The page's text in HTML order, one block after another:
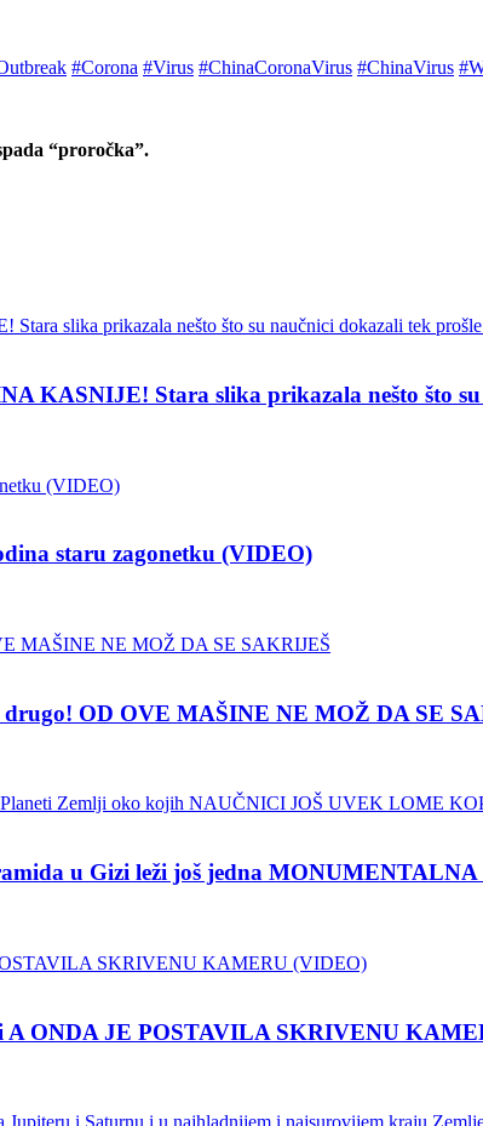
#Corona #Virus #ChinaCoronaVirus #ChinaVirus
“proročka”.
Stara slika prikazala nešto što su
staru zagonetku (VIDEO)
OD OVE MAŠINE NE MOŽ DA SE
u Gizi leži još jedna
A ONDA JE POSTAVILA SKRIVENU